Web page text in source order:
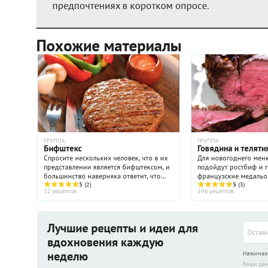
предпочтениях в коротком опросе.
Похожие материалы
ГРУППА
Бифштекс
Спросите нескольких человек, что в их
представлении является бифштексом, и
большинство наверняка ответит, что
это блюдо из рубленой говядины.
Возможно, всему виной воспоминание
о так называемом ...
5 (2)
12 рецептов
ГРУППА
Говядина и
Для новогоднего
подойдут ростбиф и
французские
телячьи стейки,
аппетитные зразы. И
обидеть этим быка:
5 (3)
196 рецептов
Лучшие рецепты и идеи для
вдохновения каждую
неделю
Нажимая
Ваши